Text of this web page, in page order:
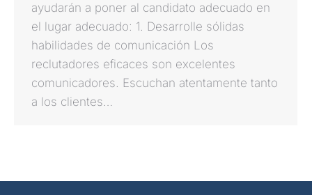
ayudarán a poner al candidato adecuado en
el lugar adecuado: 1. Desarrolle sólidas
habilidades de comunicación Los
reclutadores eficaces son excelentes
comunicadores. Escuchan atentamente tanto
a los clientes…